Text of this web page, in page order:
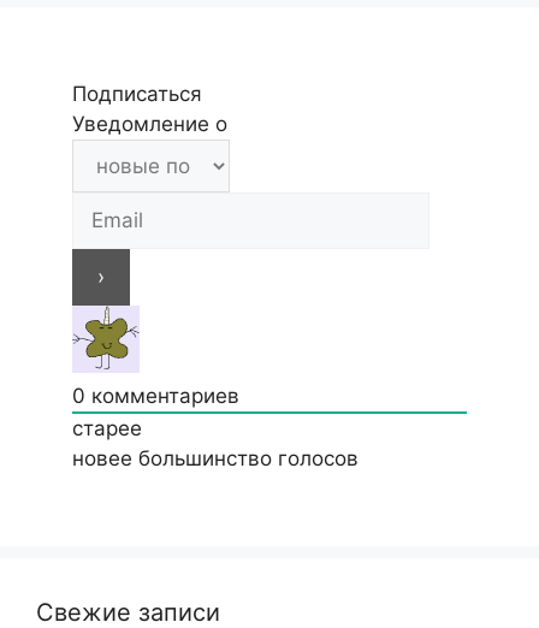
Подписаться
Уведомление о
0 комментариев
старее
новее большинство голосов
Свежие записи